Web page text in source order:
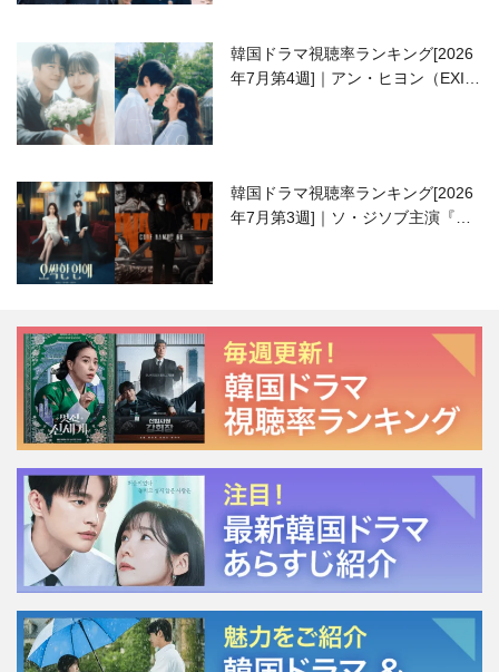
韓国ドラマ視聴率ランキング[2026
年7月第4週]｜アン・ヒヨン（EXID
韓国ドラマ視聴率ランキング[2026
年7月第3週]｜ソ・ジソブ主演『エ